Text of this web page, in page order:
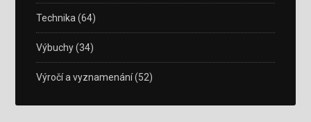
Technika (64)
Výbuchy(34)
Výročí a vyznamenání(52)